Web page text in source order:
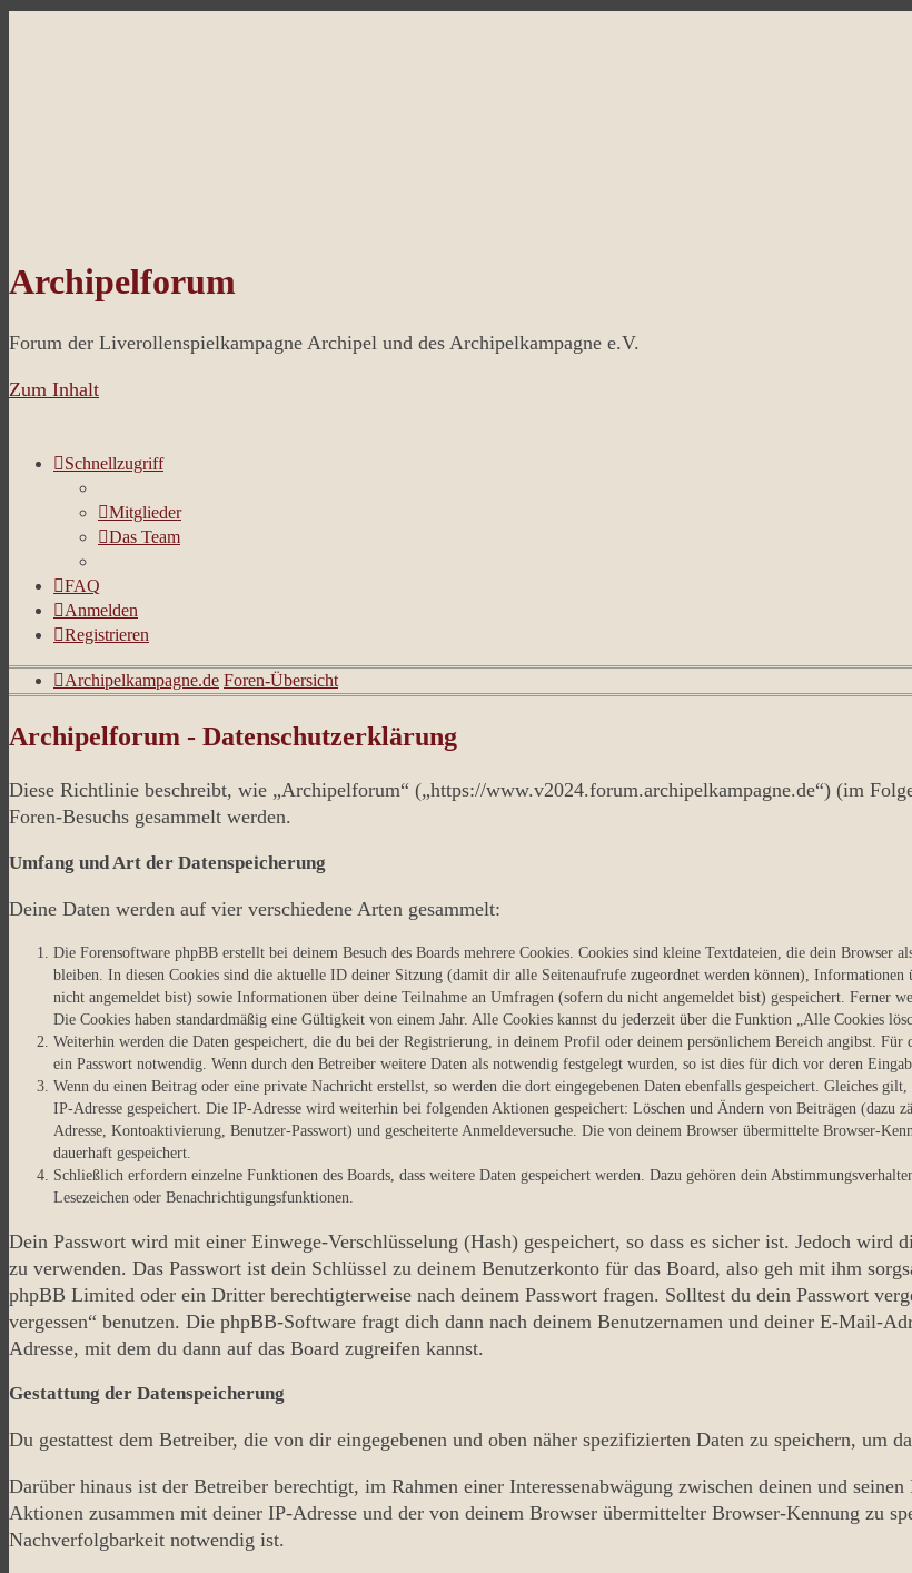
Archipelforum
Forum der Liverollenspielkampagne Archipel und des Archipelkampagne e.V.
Zum Inhalt
Schnellzugriff
Mitglieder
Das Team
FAQ
Anmelden
Registrieren
Archipelkampagne.de Foren-Übersicht
Archipelforum - Datenschutzerklärung
Diese Richtlinie beschreibt, wie „Archipelforum“ („https://www.v2024.forum.archipelkampagne.de“) (im
Foren-Besuchs gesammelt werden.
Umfang und Art der Datenspeicherung
Deine Daten werden auf vier verschiedene Arten gesammelt:
Die Forensoftware phpBB erstellt bei deinem Besuch des Boards mehrere Cookies. Cookies sind kleine Textdateien, die dein Browser
bleiben. In diesen Cookies sind die aktuelle ID deiner Sitzung (damit dir alle Seitenaufrufe zugeordnet werden können),
nicht angemeldet bist) sowie Informationen über deine Teilnahme an Umfragen (sofern du nicht angemeldet bist) gespeichert. Ferner
Die Cookies haben standardmäßig eine Gültigkeit von einem Jahr. Alle Cookies kannst du jederzeit über die Funktion „Alle Cookies
Weiterhin werden die Daten gespeichert, die du bei der Registrierung, in deinem Profil oder deinem persönlichem Bereich angibst.
ein Passwort notwendig. Wenn durch den Betreiber weitere Daten als notwendig festgelegt wurden, so ist dies für dich vor deren
Wenn du einen Beitrag oder eine private Nachricht erstellst, so werden die dort eingegebenen Daten ebenfalls gespeichert. Gleiches
IP-Adresse gespeichert. Die IP-Adresse wird weiterhin bei folgenden Aktionen gespeichert: Löschen und Ändern von Beiträgen
Adresse, Kontoaktivierung, Benutzer-Passwort) und gescheiterte Anmeldeversuche. Die von deinem Browser übermittelte Browser-
dauerhaft gespeichert.
Schließlich erfordern einzelne Funktionen des Boards, dass weitere Daten gespeichert werden. Dazu gehören dein
Lesezeichen oder Benachrichtigungsfunktionen.
Dein Passwort wird mit einer Einwege-Verschlüsselung (Hash) gespeichert, so dass es sicher ist. Jedoch
zu verwenden. Das Passwort ist dein Schlüssel zu deinem Benutzerkonto für das Board, also geh mit ihm
phpBB Limited oder ein Dritter berechtigterweise nach deinem Passwort fragen. Solltest du dein Passwort
vergessen“ benutzen. Die phpBB-Software fragt dich dann nach deinem Benutzernamen und deiner E-Mail-
Adresse, mit dem du dann auf das Board zugreifen kannst.
Gestattung der Datenspeicherung
Du gestattest dem Betreiber, die von dir eingegebenen und oben näher spezifizierten Daten zu speichern, um
Darüber hinaus ist der Betreiber berechtigt, im Rahmen einer Interessenabwägung zwischen deinen und
Aktionen zusammen mit deiner IP-Adresse und der von deinem Browser übermittelter Browser-Kennung zu
Nachverfolgbarkeit notwendig ist.